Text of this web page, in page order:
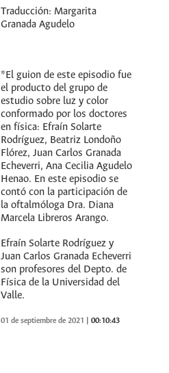
Traducción: Margarita
Granada Agudelo
*El guion de este episodio fue
el producto del grupo de
estudio sobre luz y color
conformado por los doctores
en física: Efraín Solarte
Rodríguez, Beatriz Londoño
Flórez, Juan Carlos Granada
Echeverri, Ana Cecilia Agudelo
Henao. En este episodio se
contó con la participación de
la oftalmóloga Dra. Diana
Marcela Libreros Arango.
Efraín Solarte Rodríguez y
Juan Carlos Granada Echeverri
son profesores del Depto. de
Física de la Universidad del
Valle.
01 de septiembre de 2021 |00:10:43